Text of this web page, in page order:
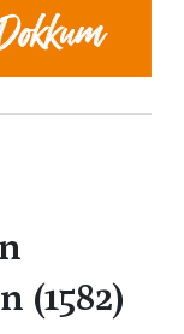
(1582)